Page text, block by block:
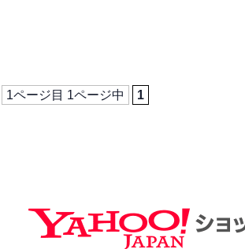
1ページ目 1ページ中 1